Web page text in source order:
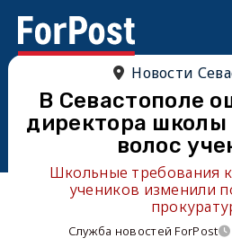
Новости
В Севастополе
директора
волос
Школьные требования
учеников изменили
Служба новостей ForPost